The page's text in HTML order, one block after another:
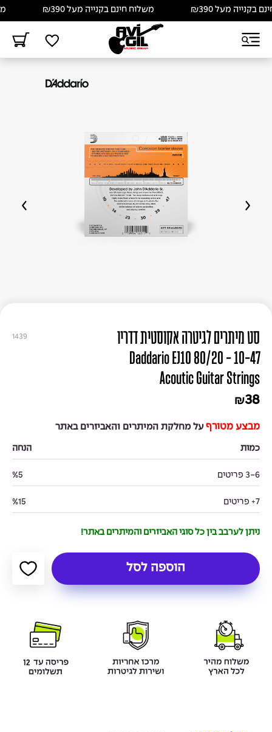
מעל ₪390 משלוח חינם בקנייה מעל ₪390
1439
סט מיתרים לגיטרה אקוסטית דדריו
10-47 - Daddario EJ10 80/20
Acoutic Guitar Strings
₪38
מבצע מטורף על מחלקת המיתרים והאביזרים באתר
כמות הנחה
3-6 פריטים %5
7+ פריטים %15
ניתן לערבב בין כל סוגי האביזרים והמיתרים באתר!
הוספה לסל